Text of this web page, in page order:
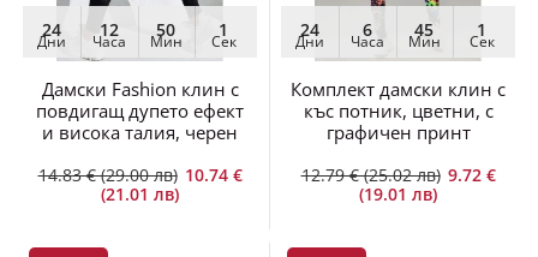
24
Дни
12
Часа
50
Мин
1
Сек
Дамски Fashion клин с
повдигащ дупето ефект
и висока талия, черен
14.83 € (29.00 лв) 10.74 €
(21.01 лв)
24
Дни
6
Часа
45
Мин
1
Сек
Комплект дамски клин с
къс потник, цветни, с
графичен принт
12.79 € (25.02 лв) 9.72 €
(19.01 лв)